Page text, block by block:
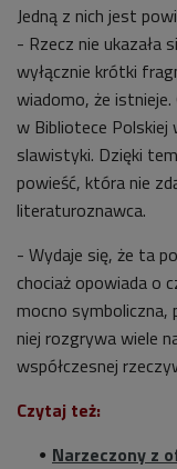
Jedną z nich jest
- Rzecz nie ukazała
wyłącznie krótki
wiadomo, że istnieje.
w Bibliotece Polskiej
slawistyki. Dzięki
powieść, która nie
literaturoznawca.
- Wydaje się, że ta
chociaż opowiada o
mocno symboliczna,
niej rozgrywa wiele
współczesnej
Czytaj też:
Narzeczony z